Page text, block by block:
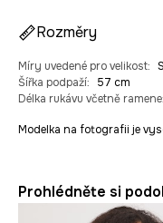
Rozměry
Míry uvedené pro velikost:
Šířka podpaží:
57 cm
Délka rukávu včetně ramene:
Modelka na fotografii je
Prohlédněte si